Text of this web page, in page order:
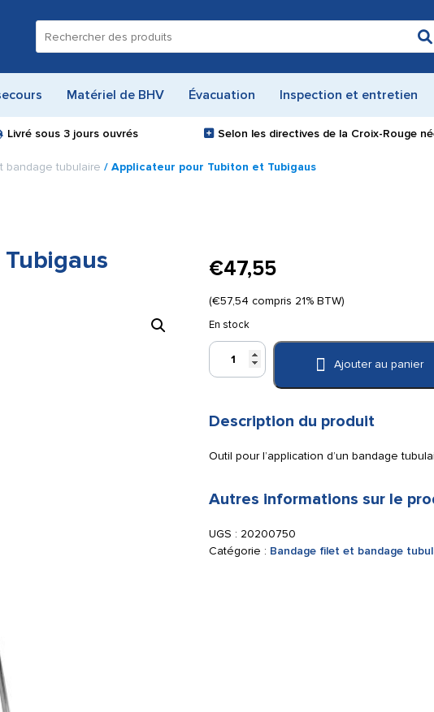
pour :
Matériel de BHV Évacuation Inspection et entretien
Livré sous 3 jours ouvrés Selon les directives de la Croix-Rouge
bandage tubulaire / Applicateur pour Tubiton et Tubigaus
€47,55
(€57,54 compris 21% BTW)
En stock
quantité
Tubiton
Tubigaus
Ajouter au panier
Description du produit
Outil pour l’application d’un bandage
Autres informations sur le
UGS : 20200750
Catégorie : Bandage filet et bandage